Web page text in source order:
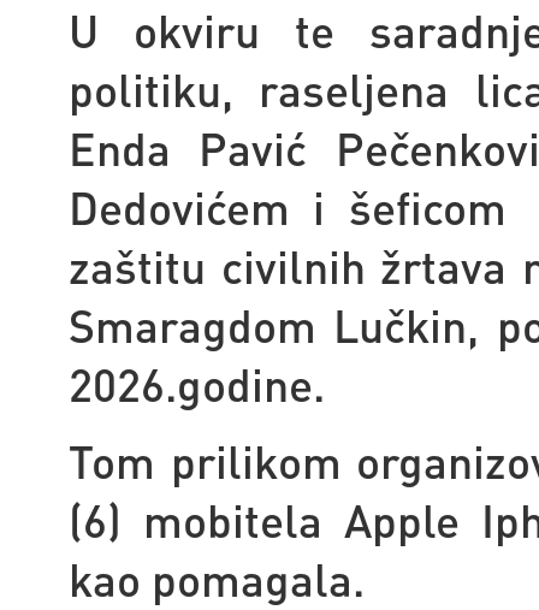
U okviru te
politiku, raseljena
Enda Pavić
Dedovićem i
zaštitu civilnih žrtava
Smaragdom Lučkin,
2026.godine.
Tom prilikom
(6) mobitela Apple
kao pomagala.